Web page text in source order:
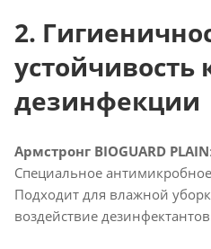
2.
устойчивость
дезинфекции
Армстронг BIOGUARD PLAIN:
Специальное
Подходит для влажной
воздействие